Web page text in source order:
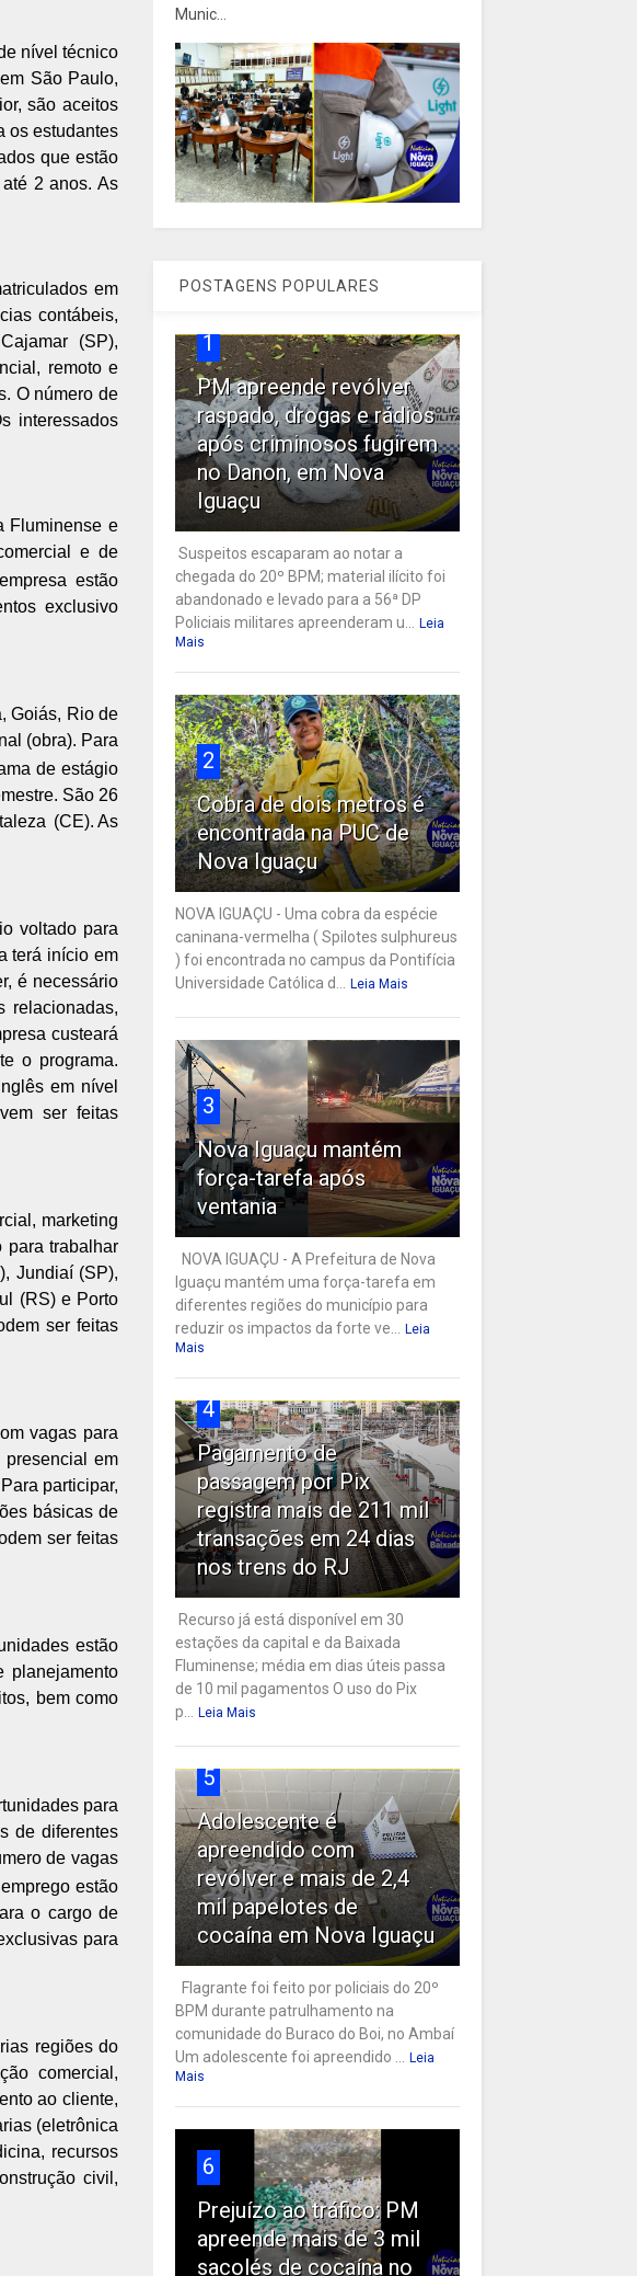
nível técnico
São Paulo,
são aceitos
os estudantes
que estão
2 anos. As
em
contábeis,
(SP),
remoto e
O número de
interessados
Fluminense e
e de
estão
exclusivo
Goiás, Rio de
(obra). Para
de estágio
São 26
(CE). As
voltado para
terá início em
é necessário
relacionadas,
custeará
o programa.
em nível
ser feitas
marketing
para trabalhar
Jundiaí (SP),
(RS) e Porto
ser feitas
vagas para
presencial em
participar,
básicas de
ser feitas
estão
planejamento
bem como
para
de diferentes
de vagas
estão
o cargo de
para
regiões do
comercial,
ao cliente,
(eletrônica
recursos
civil,
Munic...
POSTAGENS POPULARES
1
PM apreende revólver
raspado, drogas e rádios
após criminosos fugirem
no Danon, em Nova
Iguaçu
Suspeitos escaparam ao notar a
chegada do 20º BPM; material ilícito foi
abandonado e levado para a 56ª DP
Policiais militares apreenderam u... Leia
Mais
2
Cobra de dois metros é
encontrada na PUC de
Nova Iguaçu
NOVA IGUAÇU - Uma cobra da espécie
caninana-vermelha ( Spilotes sulphureus
) foi encontrada no campus da Pontifícia
Universidade Católica d... Leia Mais
3
Nova Iguaçu mantém
força-tarefa após
ventania
NOVA IGUAÇU - A Prefeitura de Nova
Iguaçu mantém uma força-tarefa em
diferentes regiões do município para
reduzir os impactos da forte ve... Leia
Mais
4
Pagamento de
passagem por Pix
registra mais de 211 mil
transações em 24 dias
nos trens do RJ
Recurso já está disponível em 30
estações da capital e da Baixada
Fluminense; média em dias úteis passa
de 10 mil pagamentos O uso do Pix
p... Leia Mais
5
Adolescente é
apreendido com
revólver e mais de 2,4
mil papelotes de
cocaína em Nova Iguaçu
Flagrante foi feito por policiais do 20º
BPM durante patrulhamento na
comunidade do Buraco do Boi, no Ambaí
Um adolescente foi apreendido ... Leia
Mais
6
Prejuízo ao tráfico: PM
apreende mais de 3 mil
sacolés de cocaína no